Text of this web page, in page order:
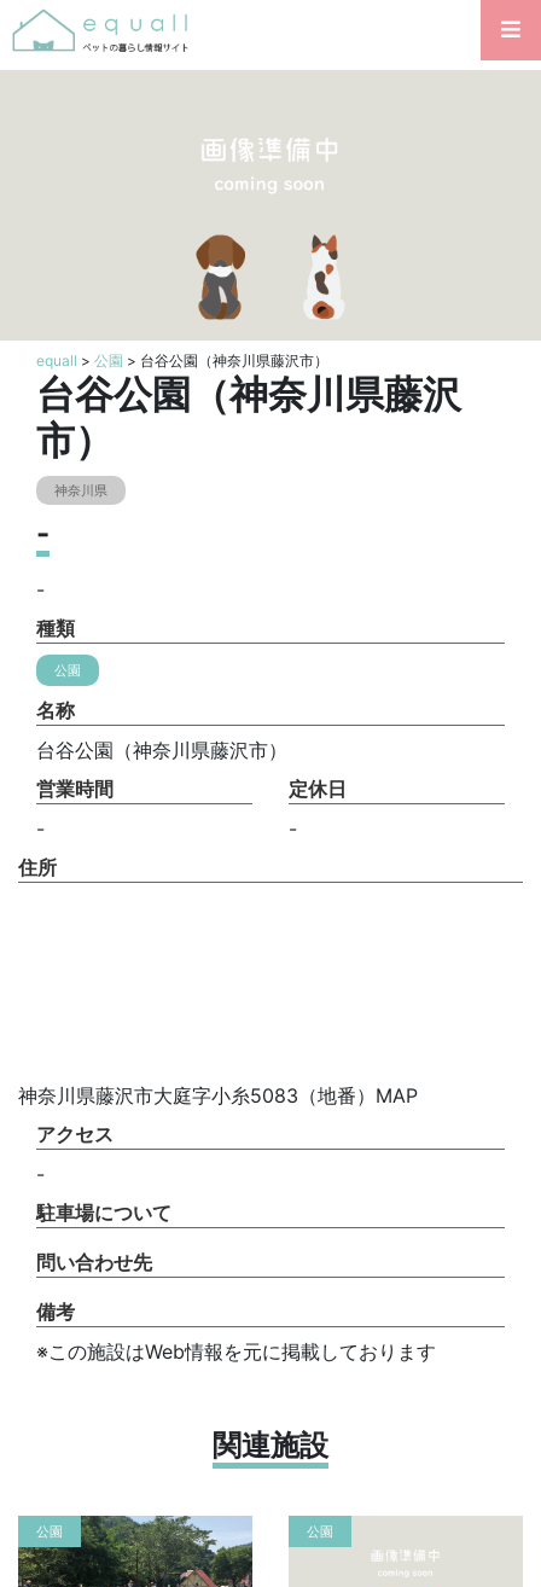
equall > 公園 > 台谷公園（神奈川県藤沢市）
台谷公園（神奈川県藤沢
市）
神奈川県
-
-
種類
公園
名称
台谷公園（神奈川県藤沢市）
営業時間
-
定休日
-
住所
神奈川県藤沢市大庭字小糸5083（地番）MAP
アクセス
-
駐車場について
問い合わせ先
備考
※この施設はWeb情報を元に掲載しております
関連施設
公園 公園